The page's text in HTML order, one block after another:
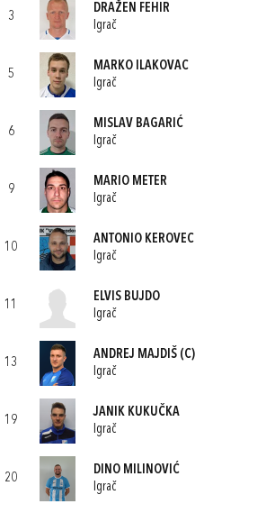
3
DRAŽEN FEHIR
Igrač
5
MARKO ILAKOVAC
Igrač
6
MISLAV BAGARIĆ
Igrač
9
MARIO METER
Igrač
10
ANTONIO KEROVEC
Igrač
11
ELVIS BUJDO
Igrač
13
ANDREJ MAJDIŠ (C)
Igrač
19
JANIK KUKUČKA
Igrač
20
DINO MILINOVIĆ
Igrač